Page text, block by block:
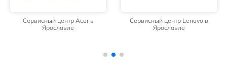
Сервисный центр Acer в
Ярославле
Сервисный центр Lenovo в
Ярославле